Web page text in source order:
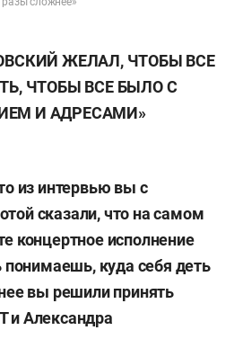
ЖЕЛАЛ, ЧТОБЫ ВСЕ
ЧТОБЫ ВСЕ БЫЛО С
И АДРЕСАМИ»
из интервью вы с
сказали, что на самом
концертное исполнение
понимаешь, куда себя деть
вы решили принять
и Александра